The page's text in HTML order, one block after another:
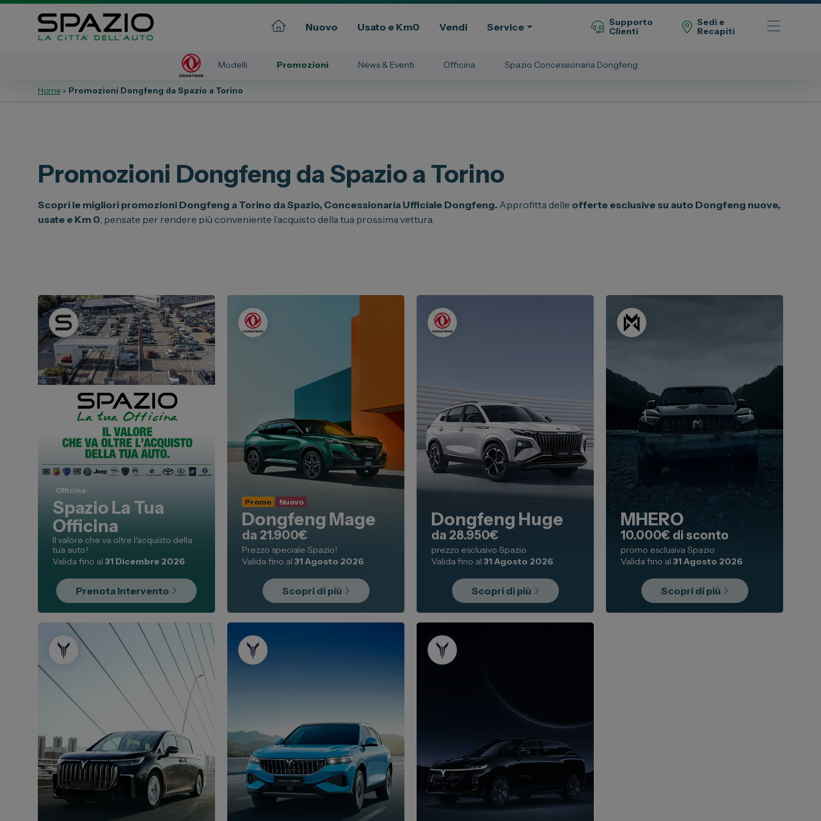
Nuovo Usato e Km0 Vendi Service
Supporto
Clienti
Sedi e
Recapiti
Modelli Promozioni News & Eventi Officina Spazio Concessionaria Dongfeng
Lancia
Jeep
Toyota
Lexus
DR
Dongfeng
Toyota
Servizi
Soluzioni Business
Convenzioni
Impegno per il Sociale
Sedi e Recapiti
Home » Promozioni Dongfeng da Spazio a Torino
Promozioni Dongfeng da Spazio a Torino
Scopri le migliori promozioni Dongfeng a Torino da Spazio, Concessionaria Ufficiale Dongfeng. Approfitta delle offerte esclusive su auto Dongfeng nuove,
usate e Km 0 , pensate per rendere più conveniente l’acquisto della tua prossima vettura.
Officina
Spazio La Tua
Officina
Il valore che va oltre l'acquisto della
tua auto!
Valida fino al 31 Dicembre 2026
Prenota Intervento
Promo Nuovo
Dongfeng Mage
da 21.900€
Prezzo speciale Spazio!
Valida fino al 31 Agosto 2026
Scopri di più
Dongfeng Huge
da 28.950€
prezzo esclusivo Spazio
Valida fino al 31 Agosto 2026
Scopri di più
MHERO
10.000€ di sconto
promo esclusiva Spazio
Valida fino al 31 Agosto 2026
Scopri di più